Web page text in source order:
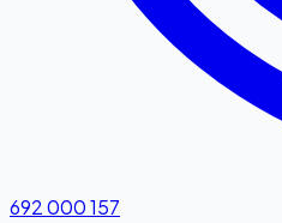
692 000 157